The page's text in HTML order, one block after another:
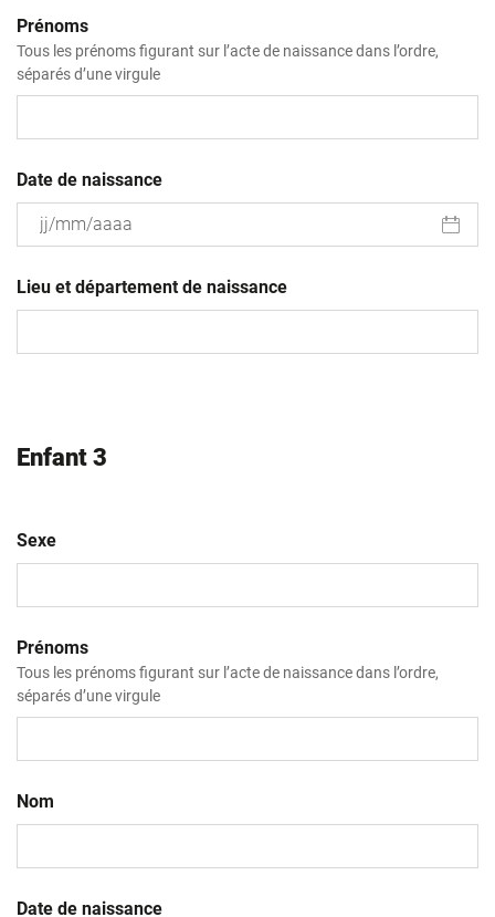
Prénoms
Tous les prénoms figurant sur l’acte de naissance dans l’ordre,
séparés d’une virgule
Date de naissance
slash
MM
Lieu et département de naissance
Enfant 3
Sexe
Prénoms
Tous les prénoms figurant sur l’acte de naissance dans l’ordre,
séparés d’une virgule
Nom
Date de naissance